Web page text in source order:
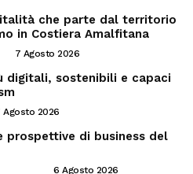
che parte dal territorio
in Costiera Amalfitana
7 Agosto 2026
digitali, sostenibili e capaci
Agosto 2026
prospettive di business del
6 Agosto 2026